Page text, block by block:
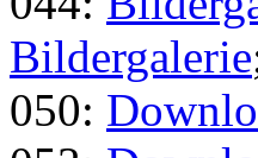
044:
Bildergalerie
050: